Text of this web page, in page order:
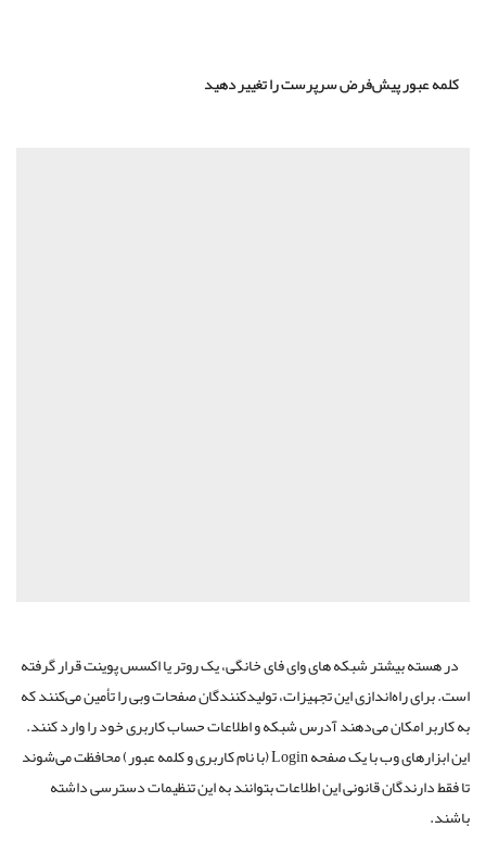
پیش‌فرض سرپرست را تغییر دهید
شبکه های وای فای خانگی، یک روتر یا اکسس پوینت قرار گرفته
این تجهیزات، تولیدکنندگان صفحات وبی را تأمین می‌کنند که
می‌دهند آدرس شبکه و اطلاعات حساب کاربری خود را وارد کنند.
این ابزارهای وب با یک صفحه Login (با نام کاربری و کلمه عبور) محافظت می‌شوند
قانونی این اطلاعات بتوانند به این تنظیمات دسترسی داشته